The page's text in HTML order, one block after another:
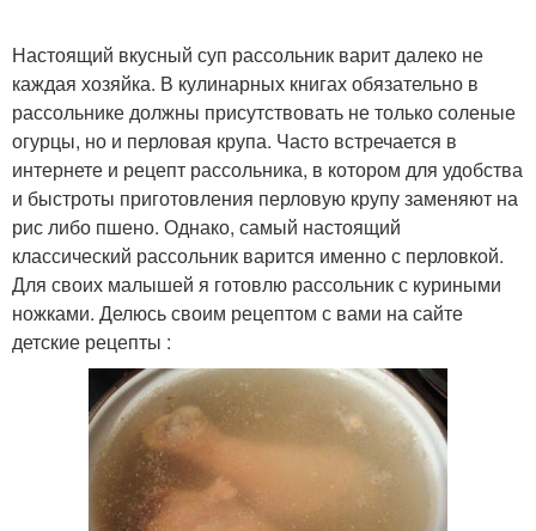
Настоящий вкусный суп рассольник варит далеко не
каждая хозяйка. В кулинарных книгах обязательно в
рассольнике должны присутствовать не только соленые
огурцы, но и перловая крупа. Часто встречается в
интернете и рецепт рассольника, в котором для удобства
и быстроты приготовления перловую крупу заменяют на
рис либо пшено. Однако, самый настоящий
классический рассольник варится именно с перловкой.
Для своих малышей я готовлю рассольник с куриными
ножками. Делюсь своим рецептом с вами на сайте
детские рецепты :